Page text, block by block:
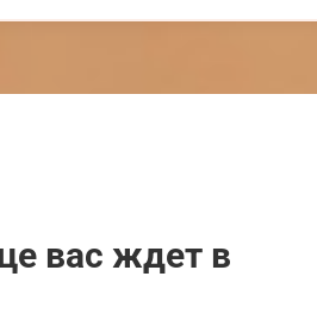
вас ждет в